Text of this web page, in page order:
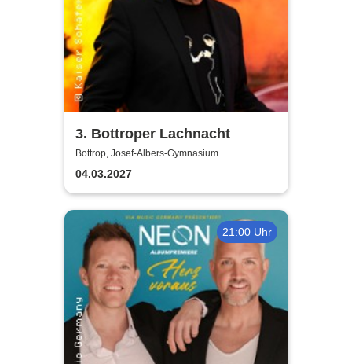
3. Bottroper Lachnacht
Bottrop, Josef-Albers-Gymnasium
04.03.2027
21:00 Uhr